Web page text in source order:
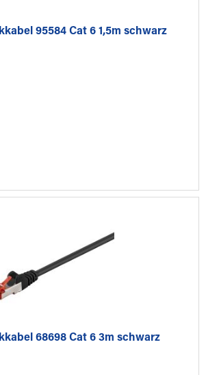
95584 Cat 6 1,5m schwarz
68698 Cat 6 3m schwarz